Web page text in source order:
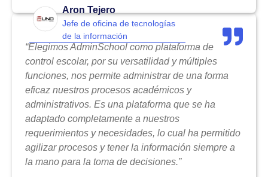
Aron Tejero
Jefe de oficina de tecnologías
de la información
“Elegimos AdminSchool como plataforma de
control escolar, por su versatilidad y múltiples
funciones, nos permite administrar de una forma
eficaz nuestros procesos académicos y
administrativos. Es una plataforma que se ha
adaptado completamente a nuestros
requerimientos y necesidades, lo cual ha permitido
agilizar procesos y tener la información siempre a
la mano para la toma de decisiones.”